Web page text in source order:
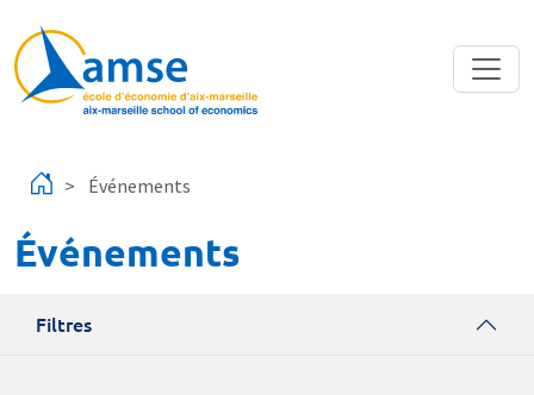
Événements
Événements
Filtres